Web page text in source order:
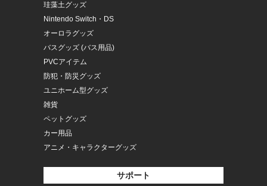
珪藻土グッズ
Nintendo Switch・DS
オーロラグッズ
バスグッズ (バス用品)
PVCアイテム
防犯・防災グッズ
ユニホーム型グッズ
雑貨
ペットグッズ
カー用品
アニメ・キャラクターグッズ
サポート